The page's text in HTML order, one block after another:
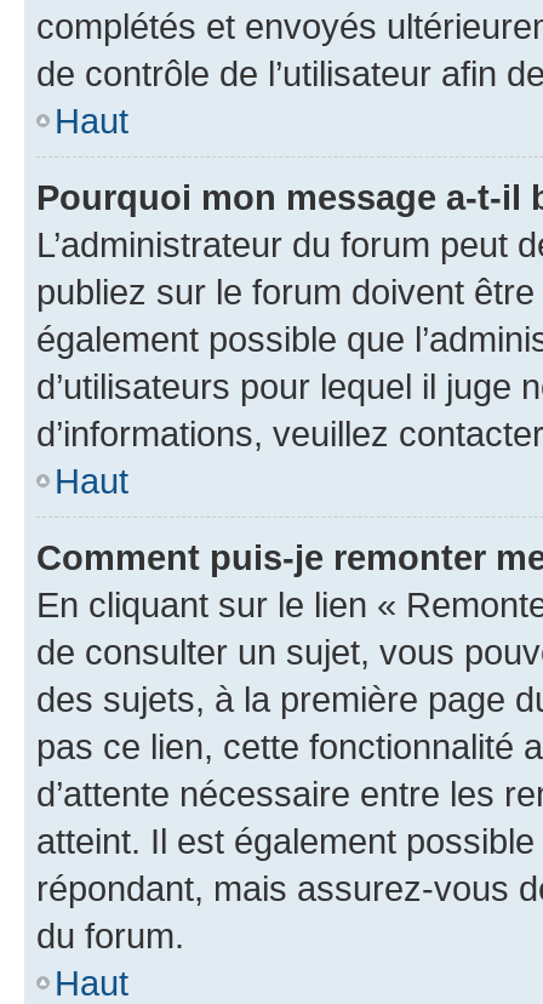
complétés et envoyés
de contrôle de l’utilisateur afin
Haut
Pourquoi mon message a-t-il
L’administrateur du forum peut
publiez sur le forum doivent
également possible que
d’utilisateurs pour lequel il juge
d’informations, veuillez
Haut
Comment puis-je remonter
En cliquant sur le lien «
de consulter un sujet, vous
des sujets, à la première page
pas ce lien, cette fonctionnalité
d’attente nécessaire entre les
atteint. Il est également
répondant, mais assurez-vous
du forum.
Haut